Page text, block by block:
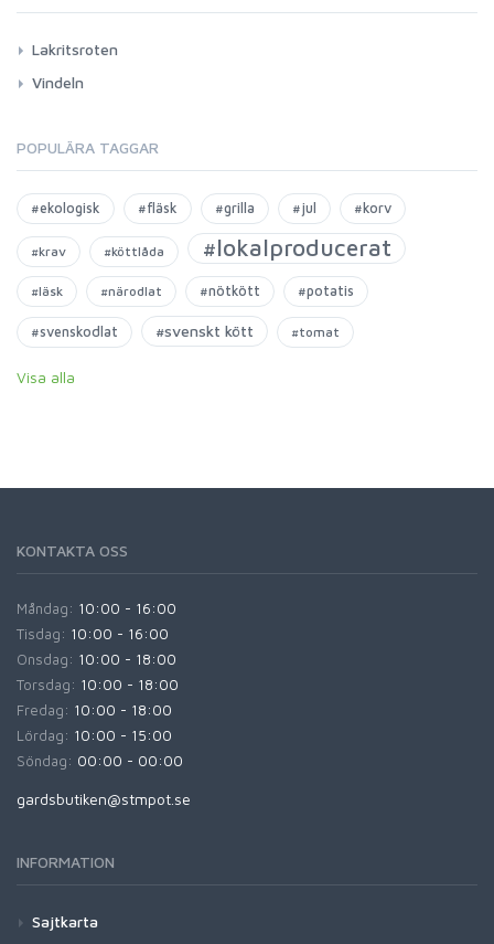
Lakritsroten
Vindeln
POPULÄRA TAGGAR
#ekologisk #fläsk #grilla #jul #korv
#krav #köttlåda #lokalproducerat
#läsk #närodlat #nötkött #potatis
#svenskodlat #svenskt kött #tomat
Visa alla
KONTAKTA OSS
Måndag: 10:00 - 16:00
Tisdag: 10:00 - 16:00
Onsdag: 10:00 - 18:00
Torsdag: 10:00 - 18:00
Fredag: 10:00 - 18:00
Lördag: 10:00 - 15:00
Söndag: 00:00 - 00:00
gardsbutiken@stmpot.se
INFORMATION
Sajtkarta